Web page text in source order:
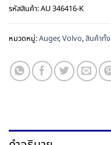
รหัสสินค้า:AU 346416-K
หมวดหมู่:Auger,Volvo,สินค้าทั้